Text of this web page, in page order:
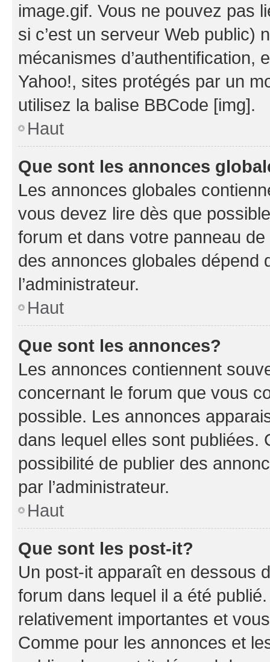
image.gif. Vous ne pouvez pas
si c’est un serveur Web public)
mécanismes d’authentification,
Yahoo!, sites protégés par un
utilisez la balise BBCode [img].
Haut
Que sont les annonces
Les annonces globales
vous devez lire dès que
forum et dans votre panneau
des annonces globales dépend
l’administrateur.
Haut
Que sont les annonces?
Les annonces contiennent
concernant le forum que vous
possible. Les annonces
dans lequel elles sont publiées.
possibilité de publier des
par l’administrateur.
Haut
Que sont les post-it?
Un post-it apparaît en dessous
forum dans lequel il a été
relativement importantes et
Comme pour les annonces et